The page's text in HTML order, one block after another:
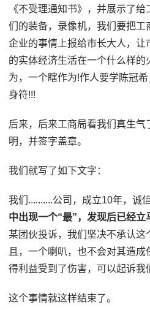
《不受理通知书》，并展示了
们的装备，录像机，我们要把工
企业的事情上报给市长大人，
的实体经济生活在一个什么样
为，一个瞎作为!作人要学陈冠
身符!!!
后来，后来工商局看我们真生
明，并签字盖章。
我们就写了如下文字：
我们..........公司，成立10年，诚
中出现一个“最”，发现后已经立
某团伙投诉，我们坚决不承认这
且，一个喇叭，也不会对其造
得利益受到了伤害，可以起诉我
这个事情就这样结束了。